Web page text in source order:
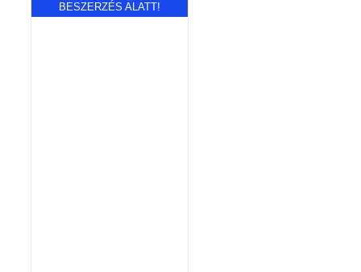
BESZERZÉS ALATT!